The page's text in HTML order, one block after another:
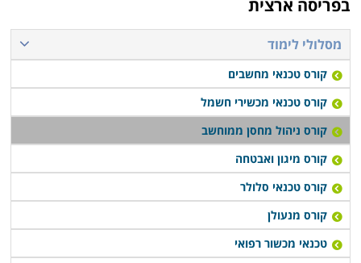
להתקדם לעבודה בתחום.
קורס ניהול מחסן ממוחשב נערך פעם או פעמיים בשבוע,
תלוי במוסד הלימודים, כאשר בחלק המקומות תוכלו לקבל
אף שיעורי השלמה במידה ופספסתם את אחד השיעורים או
הדרכה דרך האינטרנט.
בפריסה ארצית
מסלולי לימוד
קורס טכנאי מחשבים
קורס טכנאי מכשירי חשמל
קורס ניהול מחסן ממוחשב
קורס מיגון ואבטחה
קורס טכנאי סלולר
קורס מנעולן
טכנאי מכשור רפואי